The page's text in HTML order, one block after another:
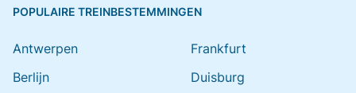
POPULAIRE TREINBESTEMMINGEN
Antwerpen
Berlijn
Frankfurt
Duisburg